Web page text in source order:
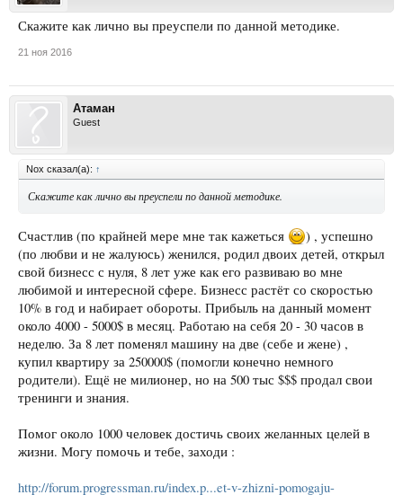
Скажите как лично вы преуспели по данной методике.
21 ноя 2016
Атаман
Guest
Nox сказал(а): ↑
Скажите как лично вы преуспели по данной методике.
Счастлив (по крайней мере мне так кажеться
) , успешно
(по любви и не жалуюсь) женился, родил двоих детей, открыл
свой бизнесс с нуля, 8 лет уже как его развиваю во мне
любимой и интересной сфере. Бизнесс растёт со скоростью
10% в год и набирает обороты. Прибыль на данный момент
около 4000 - 5000$ в месяц. Работаю на себя 20 - 30 часов в
неделю. За 8 лет поменял машину на две (себе и жене) ,
купил квартиру за 250000$ (помогли конечно немного
родители). Ещё не милионер, но на 500 тыс $$$ продал свои
тренинги и знания.
Помог около 1000 человек достичь своих желанных целей в
жизни. Могу помочь и тебе, заходи :
http://forum.progressman.ru/index.p...et-v-zhizni-pomogaju-